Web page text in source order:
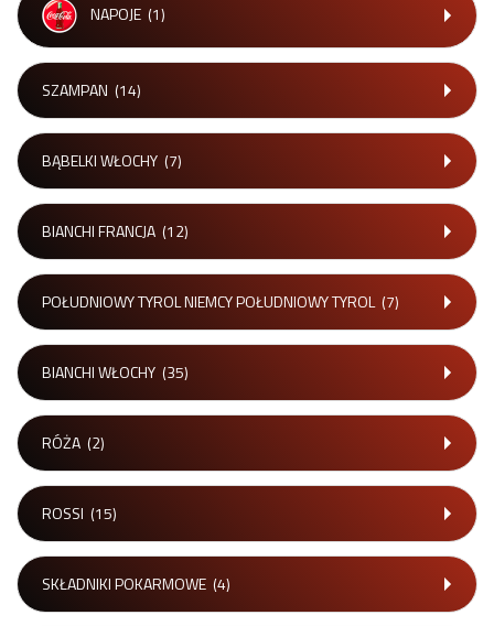
NAPOJE (1)
SZAMPAN (14)
BĄBELKI WŁOCHY (7)
BIANCHI FRANCJA (12)
POŁUDNIOWY TYROL NIEMCY POŁUDNIOWY TYROL(7)
BIANCHI WŁOCHY (35)
RÓŻA (2)
ROSSI (15)
SKŁADNIKI POKARMOWE (4)